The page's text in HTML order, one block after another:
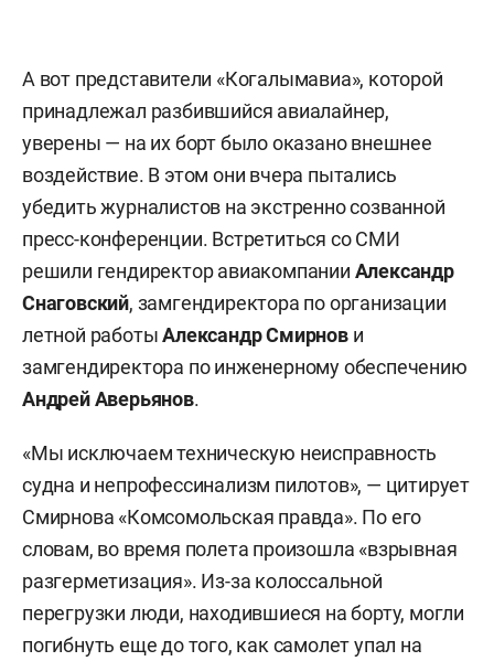
А вот представители «Когалымавиа», которой
принадлежал разбившийся авиалайнер,
уверены — на их борт было оказано внешнее
воздействие. В этом они вчера пытались
убедить журналистов на экстренно созванной
пресс-конференции. Встретиться со СМИ
решили гендиректор авиакомпании Александр
Снаговский, замгендиректора по организации
летной работыАлександр Смирнови
замгендиректора по инженерному обеспечению
Андрей Аверьянов.
«Мы исключаем техническую неисправность
судна и непрофессинализм пилотов», — цитирует
Смирнова «Комсомольская правда». По его
словам, во время полета произошла «взрывная
разгерметизация». Из-за колоссальной
перегрузки люди, находившиеся на борту, могли
погибнуть еще до того, как самолет упал на